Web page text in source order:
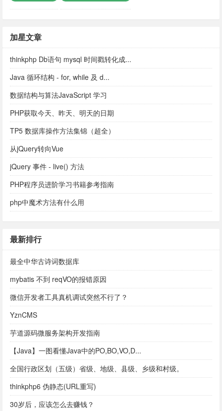
加星文章
thinkphp Db语句 mysql 时间戳转化成...
Java 循环结构 - for, while 及 d...
数据结构与算法JavaScript 学习
PHP获取今天、昨天、明天的日期
TP5 数据库操作方法集锦（超全）
从jQuery转向Vue
jQuery 事件 - live() 方法
PHP程序员进阶学习书籍参考指南
php中魔术方法有什么用
最新排行
最全中华古诗词数据库
mybatis 不到 reqVO的报错原因
微信开发者工具真机调试突然不行了？
YznCMS
芋道源码微服务架构开发指南
【Java】一图看懂Java中的PO,BO,VO,D...
全国行政区划（五级）省级、地级、县级、乡级和村级。
thinkphp6 伪静态(URL重写)
30岁后，应该怎么去赚钱？